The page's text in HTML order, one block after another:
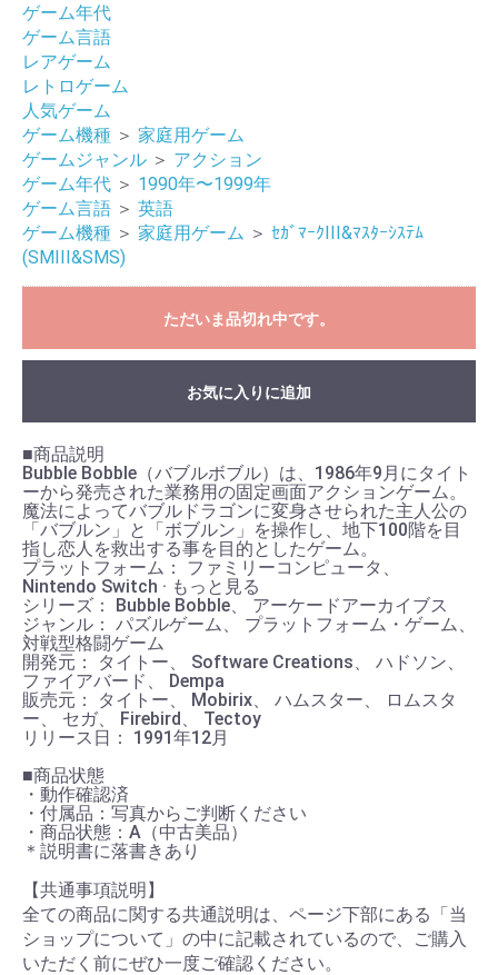
ゲーム年代
ゲーム言語
レアゲーム
レトロゲーム
人気ゲーム
ゲーム機種 ＞ 家庭用ゲーム
ゲームジャンル ＞ アクション
ゲーム年代 ＞ 1990年〜1999年
ゲーム言語 ＞ 英語
ゲーム機種 ＞ 家庭用ゲーム ＞ ｾｶﾞﾏｰｸIII&ﾏｽﾀｰｼｽﾃﾑ
(SMIII&SMS)
ただいま品切れ中です。
お買い物を続ける カートへ進む
お気に入りに追加
■商品説明
Bubble Bobble（バブルボブル）は、1986年9月にタイト
ーから発売された業務用の固定画面アクションゲーム。
魔法によってバブルドラゴンに変身させられた主人公の
「バブルン」と「ボブルン」を操作し、地下100階を目
指し恋人を救出する事を目的としたゲーム。
プラットフォーム： ファミリーコンピュータ、
Nintendo Switch · もっと見る
シリーズ： Bubble Bobble、 アーケードアーカイブス
ジャンル： パズルゲーム、 プラットフォーム・ゲーム、
対戦型格闘ゲーム
開発元： タイトー、 Software Creations、 ハドソン、
ファイアバード、 Dempa
販売元： タイトー、 Mobirix、 ハムスター、 ロムスタ
ー、 セガ、 Firebird、 Tectoy
リリース日： 1991年12月
■商品状態
・動作確認済
・付属品：写真からご判断ください
・商品状態：A（中古美品）
＊説明書に落書きあり
【共通事項説明】
全ての商品に関する共通説明は、ページ下部にある「当
ショップについて」の中に記載されているので、ご購入
いただく前にぜひ一度ご確認ください。